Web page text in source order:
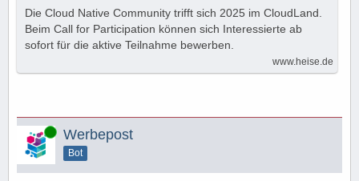
Die Cloud Native Community trifft sich 2025 im CloudLand.
Beim Call for Participation können sich Interessierte ab
sofort für die aktive Teilnahme bewerben.
www.heise.de
Online Werbepost
Bot